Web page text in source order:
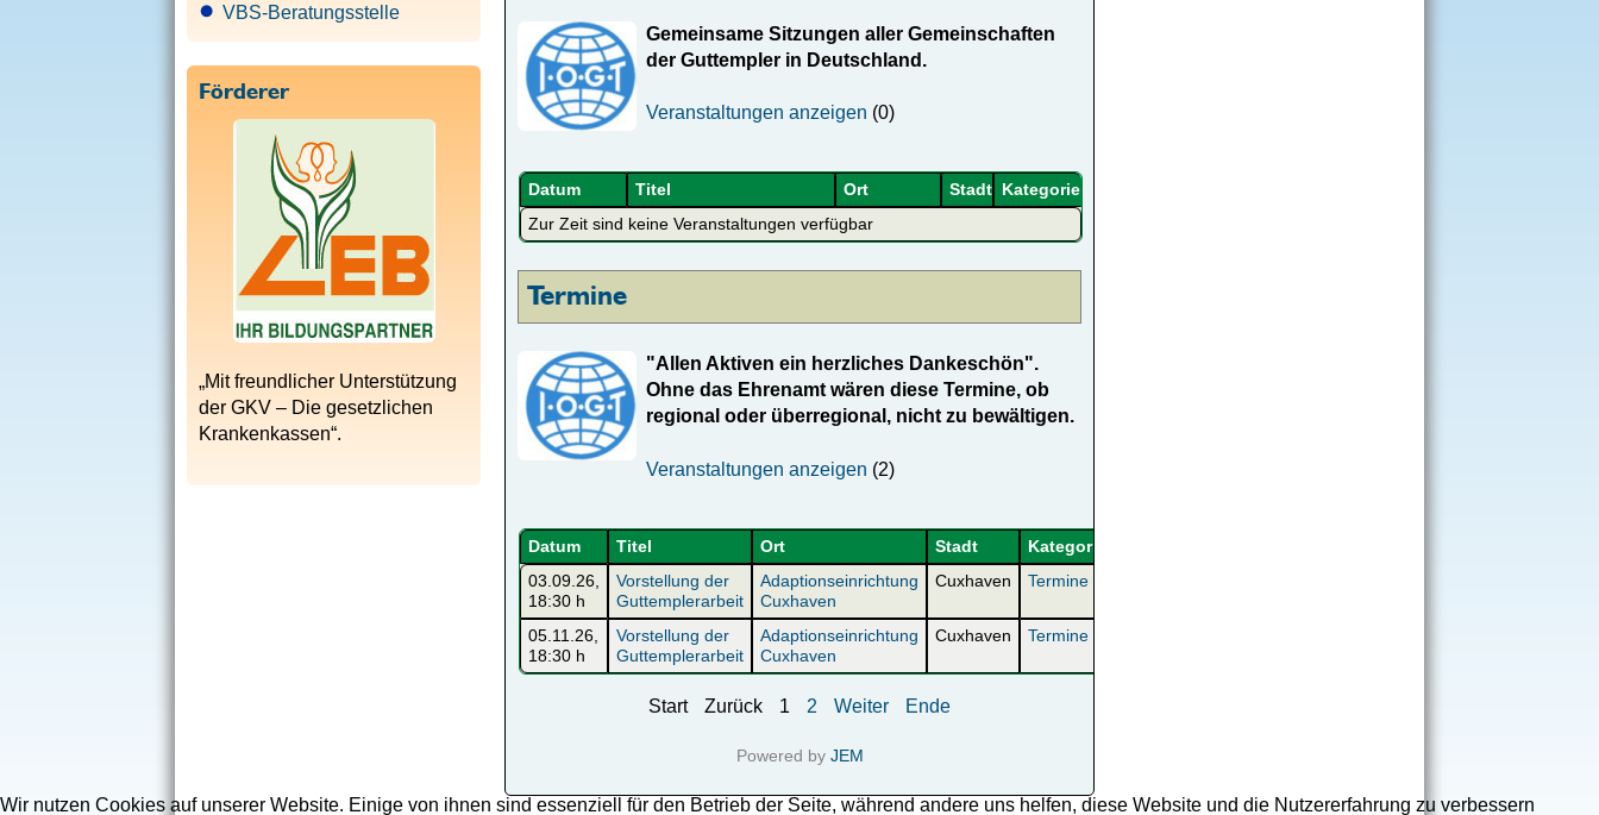
Gemeinsame Sitzungen aller Gemeinschaften
der Guttempler in Deutschland.
Veranstaltungen anzeigen (0)
Datum Titel Ort Stadt Kategorie
Zur Zeit sind keine Veranstaltungen verfügbar
Termine
"Allen Aktiven ein herzliches Dankeschön".
Ohne das Ehrenamt wären diese Termine, ob
regional oder überregional, nicht zu bewältigen.
Veranstaltungen anzeigen (2)
Datum Titel Ort Stadt
Kategorie
03.09.26,
18:30 h
Vorstellung der
Guttemplerarbeit
Adaptionseinrichtung
Cuxhaven
Cuxhaven Termine
05.11.26,
18:30 h
Vorstellung der
Guttemplerarbeit
Adaptionseinrichtung
Cuxhaven
Cuxhaven Termine
Start Zurück 1 2 Weiter Ende
Powered by JEM
VBS-Beratungsstelle
Förderer
„Mit freundlicher Unterstützung
der GKV – Die gesetzlichen
Krankenkassen“.
Wir nutzen Cookies auf unserer Website. Einige von ihnen sind essenziell für den Betrieb der Seite, während andere uns helfen, diese Website und die Nutzererfahrung zu verbessern